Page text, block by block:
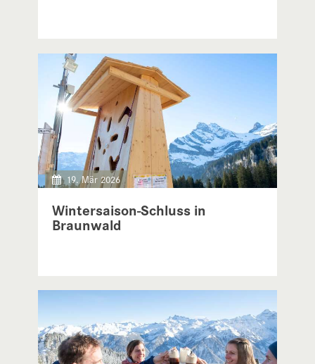
Wintersaison-Schluss in
Braunwald
19. Mär 2026